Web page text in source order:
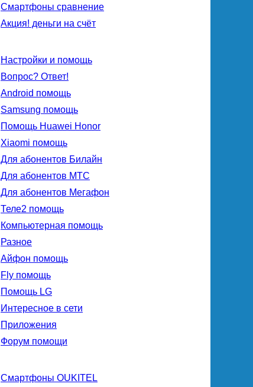
Смартфоны сравнение
Акция! деньги на счёт
Настройки и помощь
Вопрос? Ответ!
Android помощь
Samsung помощь
Помощь Huawei Honor
Xiaomi помощь
Для абонентов Билайн
Для абонентов МТС
Для абонентов Мегафон
Теле2 помощь
Компьютерная помощь
Разное
Айфон помощь
Fly помощь
Помощь LG
Интересное в сети
Приложения
Форум помощи
Смартфоны OUKITEL